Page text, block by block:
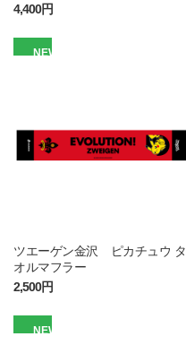
4,400円
NEW
ツエーゲン金沢 ピカチュウ タ
オルマフラー
2,500円
NEW